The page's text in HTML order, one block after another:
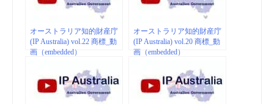
オーストラリア知的財産庁
(IP Australia) vol.22 商標_動
画（embedded）
オーストラリア知的財産庁
(IP Australia) vol.20 商標_動
画（embedded）